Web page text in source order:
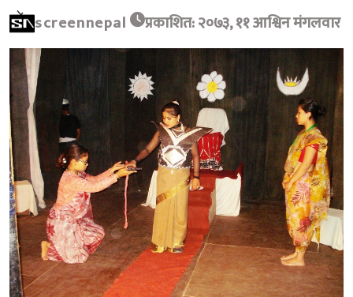
screennepal प्रकाशित: २०७३, ११ आश्विन मंगलवार